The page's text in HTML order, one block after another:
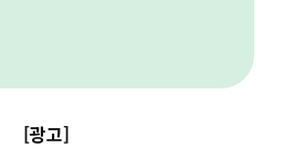
[광고]